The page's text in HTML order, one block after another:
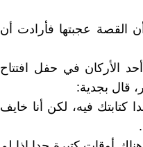
القصة عجبتها فأرادت أن
الأركان في حفل افتتاح
قال بجدية:
كتابتك فيه، لكن أنا خايف